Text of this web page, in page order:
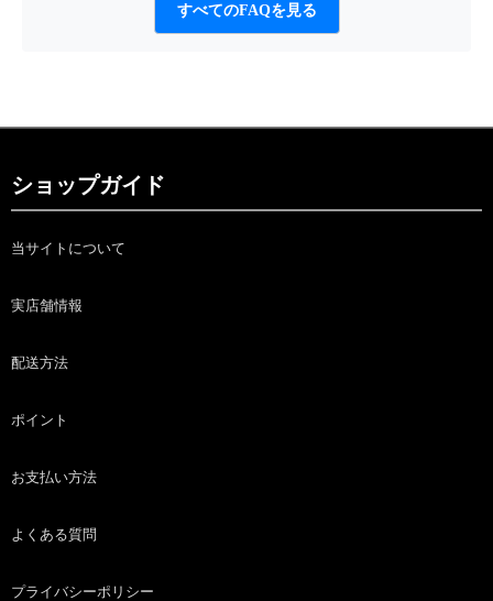
すべてのFAQを見る
ショップガイド
当サイトについて
実店舗情報
配送方法
ポイント
お支払い方法
よくある質問
プライバシーポリシー